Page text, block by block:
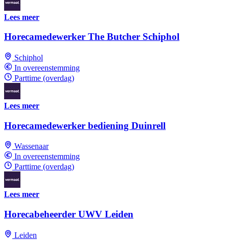
Lees meer
Horecamedewerker The Butcher Schiphol
Schiphol
In overeenstemming
Parttime (overdag)
Lees meer
Horecamedewerker bediening Duinrell
Wassenaar
In overeenstemming
Parttime (overdag)
Lees meer
Horecabeheerder UWV Leiden
Leiden